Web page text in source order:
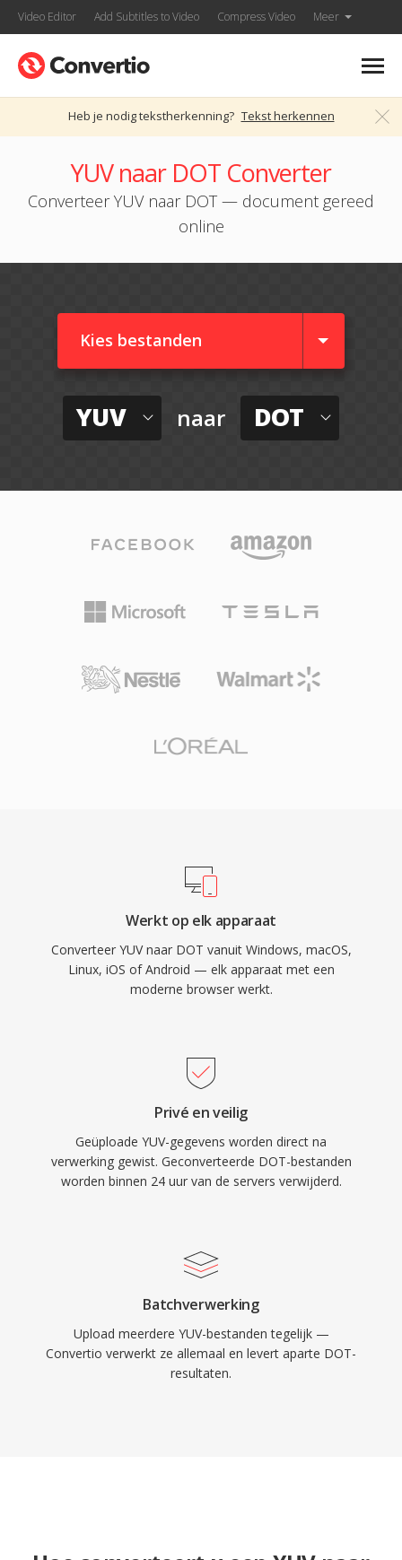
Video Editor Add Subtitles to Video Compress Video Meer
Heb je nodig tekstherkenning? Tekst herkennen
YUV naar DOT Converter
Converteer YUV naar DOT — document gereed
online
Kies bestanden
YUV naar DOT
Werkt op elk apparaat
Converteer YUV naar DOT vanuit Windows, macOS,
Linux, iOS of Android — elk apparaat met een
moderne browser werkt.
Privé en veilig
Geüploade YUV-gegevens worden direct na
verwerking gewist. Geconverteerde DOT-bestanden
worden binnen 24 uur van de servers verwijderd.
Batchverwerking
Upload meerdere YUV-bestanden tegelijk —
Convertio verwerkt ze allemaal en levert aparte DOT-
resultaten.